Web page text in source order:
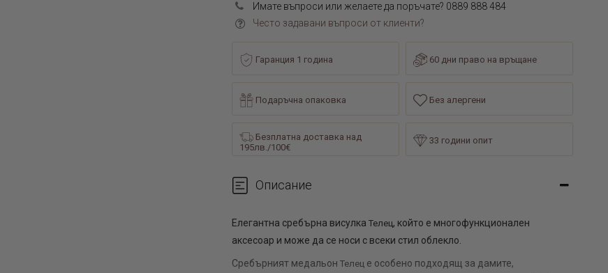
Имате въпроси или желаете да поръчате? 0889 888 484
Често задавани въпроси от клиенти?
Гаранция 1 година 60 дни право на връщане
Подаръчна опаковка Без алергени
Безплатна доставка над
195лв./100€
33 години опит
Описание
Елегантна сребърна висулка Телец, който е многофункционален
аксесоар и може да се носи с всеки стил облекло.
Сребърният медальон Телец е особено подходящ за дамите,